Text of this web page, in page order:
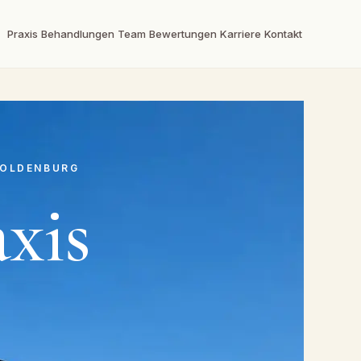
Praxis Behandlungen Team Bewertungen Karriere Kontakt